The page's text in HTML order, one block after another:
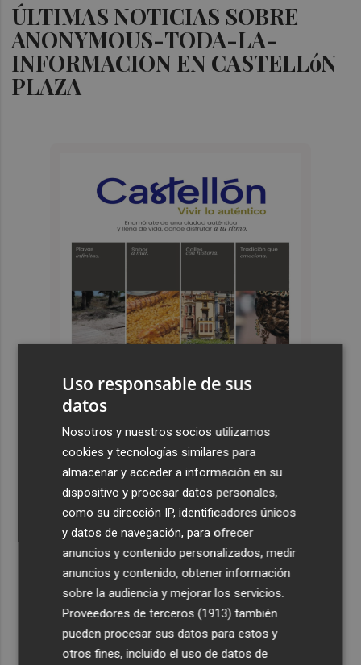
ÚLTIMAS NOTICIAS SOBRE
ANONYMOUS-TODA-LA-
INFORMACION EN CASTELLóN
PLAZA
Últimas Noticias
Company: “Estamos comenzando a ver el equipo que
queremos ver en la Liga”
Ocho helicópteros, un avión y más de 100 brigadas se
movilizan en Moratalla por un incendio forestal
Jorge Martín suma su tercera victoria 'sprint' del año y
es más líder
España amplía a siete aeropuertos, entre ellos Alicante-
Elche y Manises, los controles aleatorios a viajeros de
Uso responsable de sus
datos
Nosotros y nuestros socios utilizamos
cookies y tecnologías similares para
almacenar y acceder a información en su
dispositivo y procesar datos personales,
como su dirección IP, identificadores únicos
y datos de navegación, para ofrecer
anuncios y contenido personalizados, medir
anuncios y contenido, obtener información
sobre la audiencia y mejorar los servicios.
Proveedores de terceros (1913) también
pueden procesar sus datos para estos y
otros fines, incluido el uso de datos de